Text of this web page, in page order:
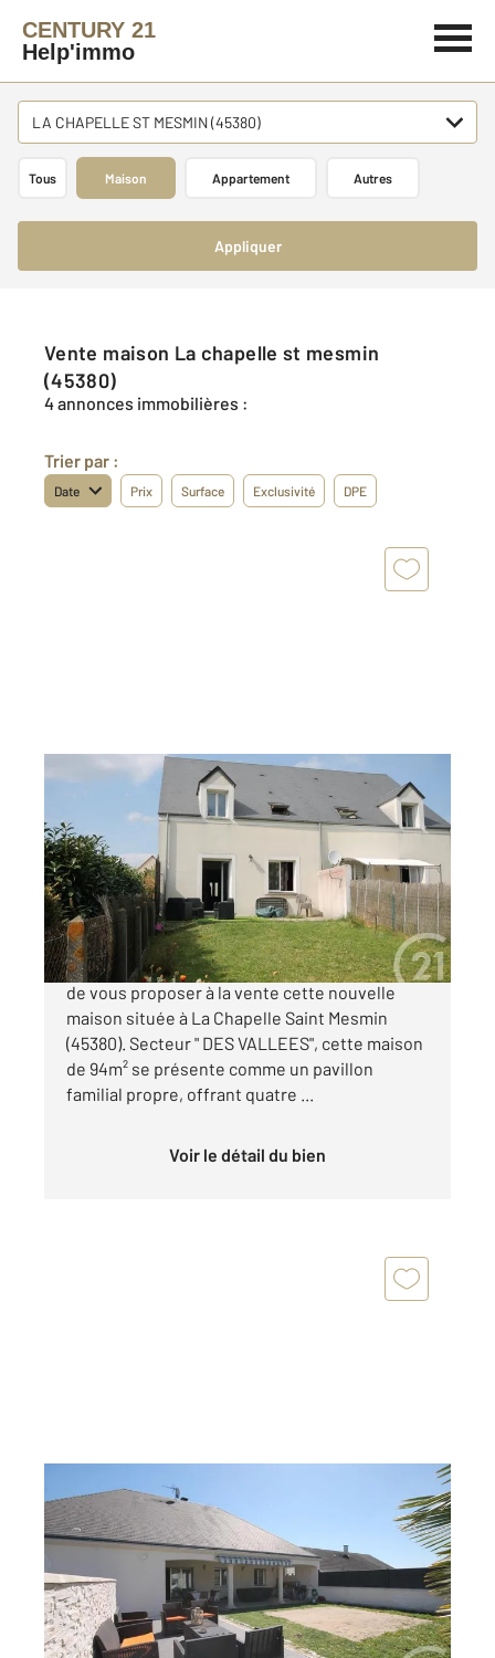
CENTURY 21
Help'immo
LA CHAPELLE ST MESMIN (45380)
Tous Maison Appartement Autres
Appliquer
Vente maison La chapelle st mesmin
(45380)
4 annonces immobilières :
Trier par :
Date Prix Surface Exclusivité DPE
LA CHAPELLE ST MESMIN 45
, 5 pièces
Ref : 53019
Maison à vendre
215 140 €
Votre agence Century21 Help'Immo a le plaisir
de vous proposer à la vente cette nouvelle
maison située à La Chapelle Saint Mesmin
(45380). Secteur " DES VALLEES", cette maison
de 94m² se présente comme un pavillon
familial propre, offrant quatre ...
Voir le détail du bien
LA CHAPELLE ST MESMIN 45
138,51 m
, 6 pièces
Ref : 52445
Maison à vendre
384 000 €